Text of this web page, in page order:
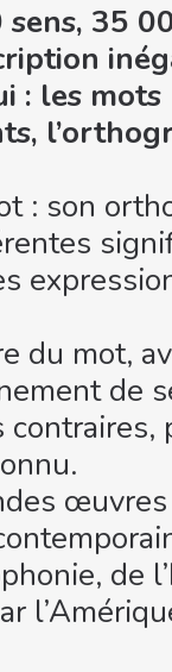
35
: les
: son
du mot,
de
de